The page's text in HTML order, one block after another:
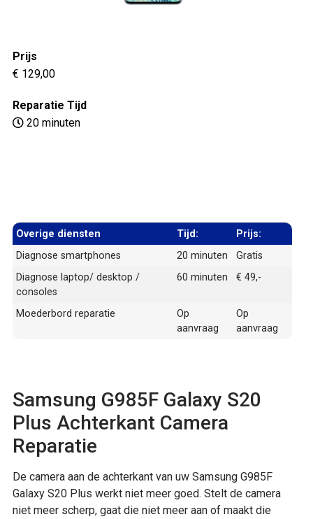
Prijs
€ 129,00
Reparatie Tijd
20 minuten
Overige diensten Tijd:
Prijs:
Diagnose smartphones
20 minuten
Gratis
Diagnose laptop/ desktop /
consoles
60 minuten € 49,-
Moederbord reparatie
Op
aanvraag
Op
aanvraag
Samsung G985F Galaxy S20
Plus Achterkant Camera
Reparatie
De camera aan de achterkant van uw Samsung G985F
Galaxy S20 Plus werkt niet meer goed. Stelt de camera
niet meer scherp, gaat die niet meer aan of maakt die